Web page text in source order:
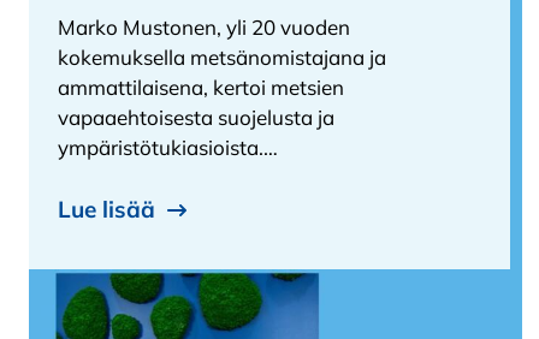
Marko Mustonen, yli 20 vuoden
kokemuksella metsänomistajana ja
ammattilaisena, kertoi metsien
vapaaehtoisesta suojelusta ja
ympäristötukiasioista.…
Lue lisää